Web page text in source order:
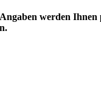
werden Ihnen